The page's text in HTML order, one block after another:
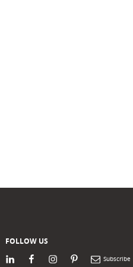
FOLLOW US
LinkedInFacebookInstagramPinterestNewsletter